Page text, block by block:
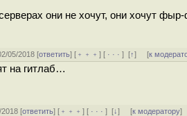
они не хочут, они хочут
05/2018 [ответить] [ ﹢﹢﹢] [ · · ·][↑] [к
на гитлаб…
[ответить] [ ﹢﹢﹢] [ · · ·][↓] [к модератору]